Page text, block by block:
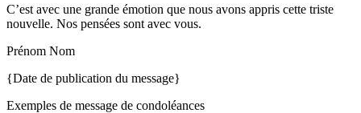
C’est avec une grande émotion que nous avons appris cette triste
nouvelle. Nos pensées sont avec vous.
Prénom Nom
{Date de publication du message}
Exemples de message de condoléances